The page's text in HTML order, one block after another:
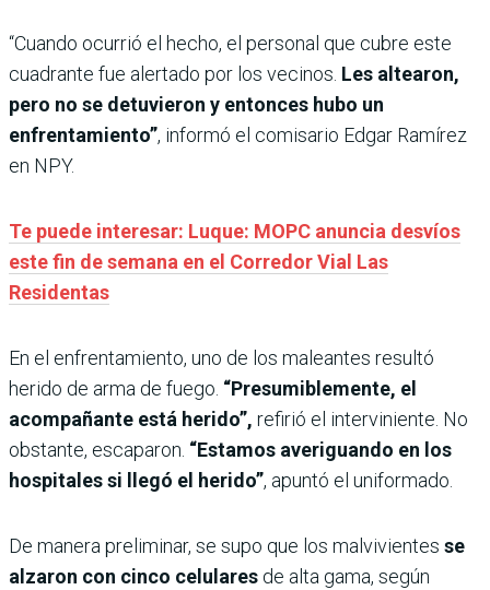
“Cuando ocurrió el hecho, el personal que cubre este
cuadrante fue alertado por los vecinos. Les altearon,
pero no se detuvieron y entonces hubo un
enfrentamiento”, informó el comisario Edgar Ramírez
en NPY.
Te puede interesar: Luque: MOPC anuncia desvíos
este fin de semana en el Corredor Vial Las
Residentas
En el enfrentamiento, uno de los maleantes resultó
herido de arma de fuego. “Presumiblemente, el
acompañante está herido”, refirió el interviniente. No
obstante, escaparon. “Estamos averiguando en los
hospitales si llegó el herido”, apuntó el uniformado.
De manera preliminar, se supo que los malvivientes se
alzaron con cinco celulares de alta gama, según